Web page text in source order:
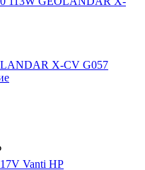
X-CV G057